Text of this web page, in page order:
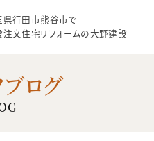
県行田市熊谷市で
注文住宅リフォームの大野建設
ブログ